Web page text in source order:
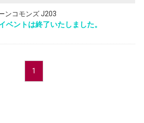
ンコモンズ J203
ベントは終了いたしました。
1